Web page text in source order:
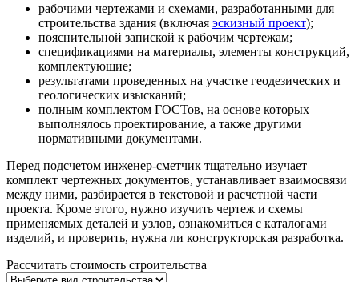
рабочими чертежами и схемами, разработанными для
строительства здания (включая эскизный проект);
пояснительной запиской к рабочим чертежам;
спецификациями на материалы, элементы конструкций,
комплектующие;
результатами проведенных на участке геодезических и
геологических изысканий;
полным комплектом ГОСТов, на основе которых
выполнялось проектирование, а также другими
нормативными документами.
Перед подсчетом инженер-сметчик тщательно изучает
комплект чертежных документов, устанавливает взаимосвязи
между ними, разбирается в текстовой и расчетной части
проекта. Кроме этого, нужно изучить чертеж и схемы
применяемых деталей и узлов, ознакомиться с каталогами
изделий, и проверить, нужна ли конструкторская разработка.
Рассчитать стоимость строительства